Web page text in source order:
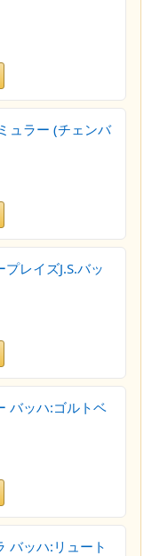
ュラー (チェンバ
レイズJ.S.バッ
バッハ:ゴルトベ
バッハ:リュート